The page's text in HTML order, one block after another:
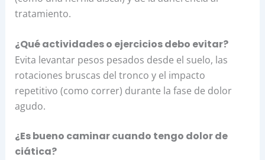
tratamiento.
¿Qué actividades o ejercicios debo evitar?
Evita levantar pesos pesados desde el suelo, las
rotaciones bruscas del tronco y el impacto
repetitivo (como correr) durante la fase de dolor
agudo.
¿Es bueno caminar cuando tengo dolor de
ciática?